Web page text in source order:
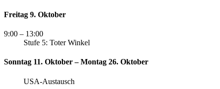
Freitag 9. Oktober
9:00 – 13:00
Stufe 5: Toter Winkel
Sonntag 11. Oktober – Montag 26. Oktober
USA-Austausch